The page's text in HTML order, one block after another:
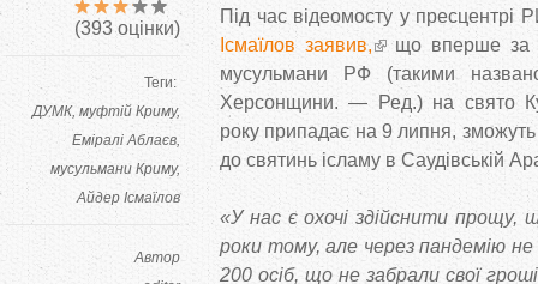
(393оцінки)
Теги:
ДУМК муфтій Криму
Еміралі Аблаєв
мусульмани Криму
Айдер Ісмаїлов
Автор
Під час відеомосту у
Ісмаїлов заявив,
що вперше за
мусульмани РФ (такими
Херсонщини. — Ред.) на свято
року припадає на 9 липня,
до святинь ісламу в Саудівській
«У нас є охочі здійснити прощу,
роки тому, але через пандемію не
200 осіб, що не забрали свої